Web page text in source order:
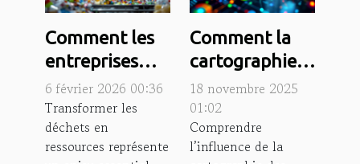
Comment les
entreprises
peuvent-elles
transformer
leurs déchets
en ressources ?
6 février 2026 00:36
Transformer les
déchets en
ressources représente
Comment la
cartographie
des stades de
financement
influence-t-
elle votre
18 novembre 2025
01:02
Comprendre
l’influence de la